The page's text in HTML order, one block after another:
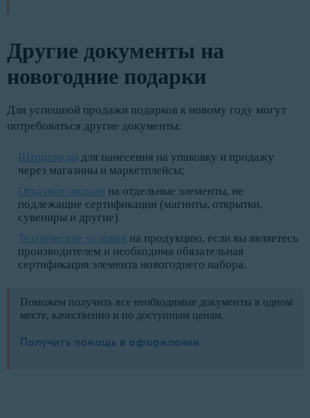
Другие документы на
новогодние подарки
Для успешной продажи подарков к новому году могут
потребоваться другие документы:
Штрихкоды для нанесения на упаковку и продажу
через магазины и маркетплейсы;
Отказное письмо на отдельные элементы, не
подлежащие сертификации (магниты, открытки,
сувениры и другие)
Технические условия на продукцию, если вы являетесь
производителем и необходима обязательная
сертификация элемента новогоднего набора.
Поможем получить все необходимые документы в одном
месте, качественно и по доступным ценам.
Получить помощь в оформлении